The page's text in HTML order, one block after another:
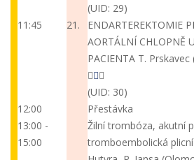
(UID: 29)
11:45
21.
ENDARTEREKTOMIE
AORTÁLNÍ CHLOPNĚ
PACIENTA T. Prskavec
(UID: 30)
12:00
Přestávka
13:00 -
15:00
Žilní trombóza, akutní
tromboembolická